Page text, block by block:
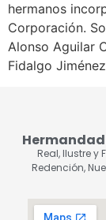
hermanos
Corporación.
Alonso Aguilar
Fidalgo
Hermandad
Real, Ilustre
Redención,